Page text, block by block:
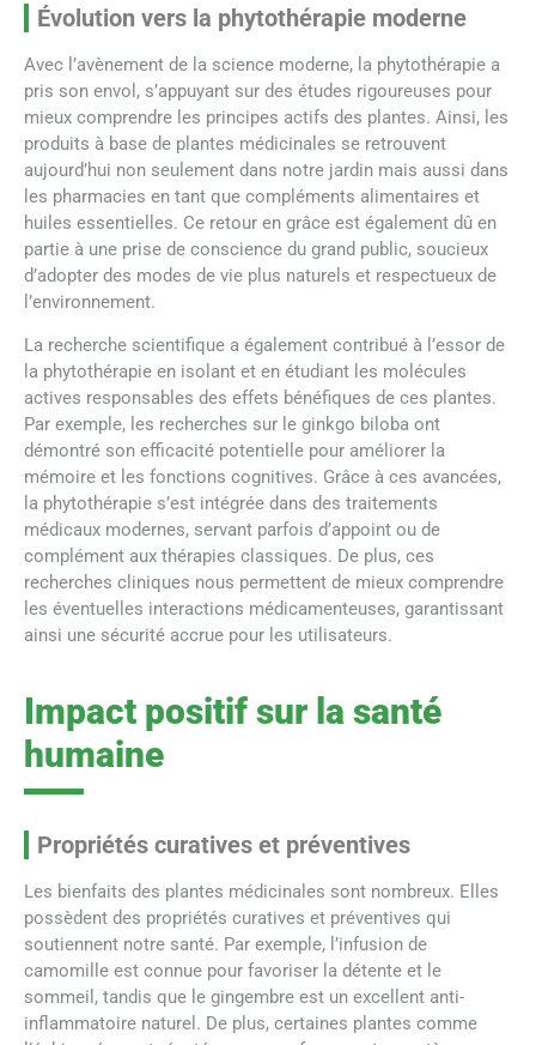
Évolution vers la phytothérapie moderne
Avec l’avènement de la science moderne, la phytothérapie a
pris son envol, s’appuyant sur des études rigoureuses pour
mieux comprendre les principes actifs des plantes. Ainsi, les
produits à base de plantes médicinales se retrouvent
aujourd’hui non seulement dans notre jardin mais aussi dans
les pharmacies en tant que compléments alimentaires et
huiles essentielles. Ce retour en grâce est également dû en
partie à une prise de conscience du grand public, soucieux
d’adopter des modes de vie plus naturels et respectueux de
l’environnement.
La recherche scientifique a également contribué à l’essor de
la phytothérapie en isolant et en étudiant les molécules
actives responsables des effets bénéfiques de ces plantes.
Par exemple, les recherches sur le ginkgo biloba ont
démontré son efficacité potentielle pour améliorer la
mémoire et les fonctions cognitives. Grâce à ces avancées,
la phytothérapie s’est intégrée dans des traitements
médicaux modernes, servant parfois d’appoint ou de
complément aux thérapies classiques. De plus, ces
recherches cliniques nous permettent de mieux comprendre
les éventuelles interactions médicamenteuses, garantissant
ainsi une sécurité accrue pour les utilisateurs.
Impact positif sur la santé
humaine
Propriétés curatives et préventives
Les bienfaits des plantes médicinales sont nombreux. Elles
possèdent des propriétés curatives et préventives qui
soutiennent notre santé. Par exemple, l’infusion de
camomille est connue pour favoriser la détente et le
sommeil, tandis que le gingembre est un excellent anti-
inflammatoire naturel. De plus, certaines plantes comme